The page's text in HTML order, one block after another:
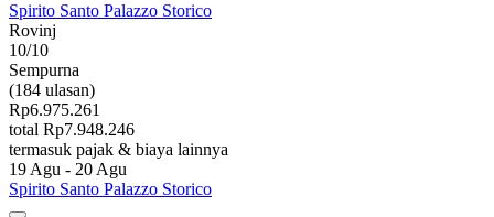
Spirito Santo Palazzo Storico
Rovinj
10/10
Sempurna
(184 ulasan)
Rp6.975.261
total Rp7.948.246
termasuk pajak & biaya lainnya
19 Agu - 20 Agu
Spirito Santo Palazzo Storico